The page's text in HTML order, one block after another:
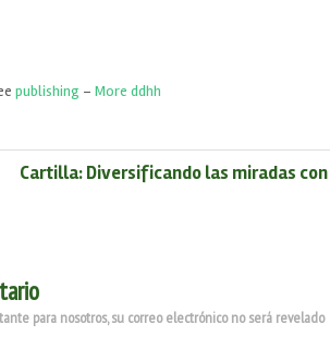
publishing– More ddhh
Cartilla: Diversificando las miradas
para nosotros, su correo electrónico no será revelado